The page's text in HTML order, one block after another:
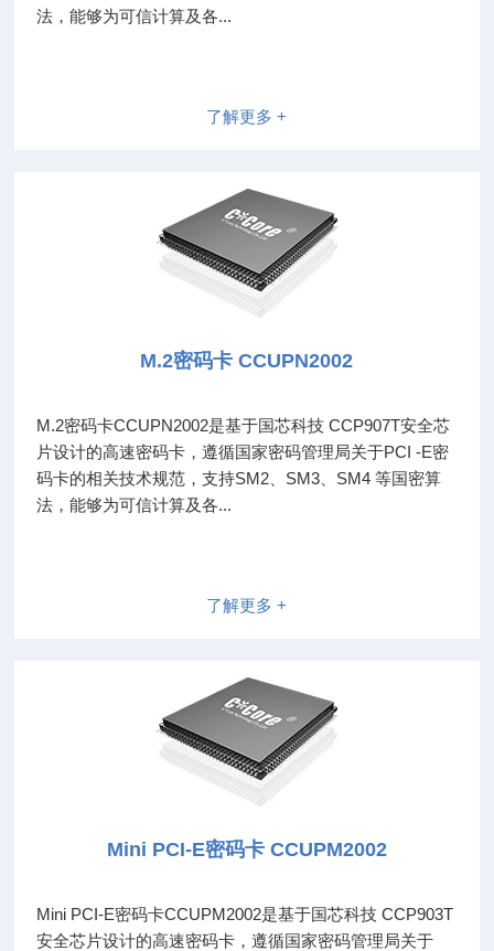
法，能够为可信计算及各...
了解更多 +
M.2密码卡 CCUPN2002
M.2密码卡CCUPN2002是基于国芯科技 CCP907T安全芯
片设计的高速密码卡，遵循国家密码管理局关于PCI -E密
码卡的相关技术规范，支持SM2、SM3、SM4 等国密算
法，能够为可信计算及各...
了解更多 +
Mini PCI-E密码卡 CCUPM2002
Mini PCI-E密码卡CCUPM2002是基于国芯科技 CCP903T
安全芯片设计的高速密码卡，遵循国家密码管理局关于